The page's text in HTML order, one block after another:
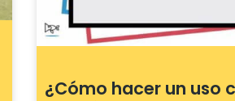
¿Cómo hacer un uso